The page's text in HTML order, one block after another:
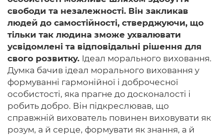
свободи та незалежності. Він закликав
людей до самостійності, стверджуючи, що
тільки так людина зможе ухвалювати
усвідомлені та відповідальні рішення для
свого розвитку. Ідеал морального виховання.
Думка бачив ідеал морального виховання у
формуванні гармонійної і доброчесної
особистості, яка прагне до досконалості і
робить добро. Він підкреслював, що
справжній вихователь повинен виховувати як
розум, а й серце, формувати як знання, а й